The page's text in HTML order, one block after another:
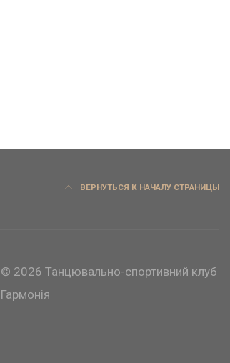
ВЕРНУТЬСЯ К НАЧАЛУ СТРАНИЦЫ
© 2026 Танцювально-спортивний клуб
Гармонія